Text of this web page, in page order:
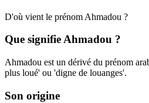
D'où vient le prénom Ahmadou ?
Que signifieAhmadou ?
Ahmadou est un dérivé du prénom
plus loué' ou 'digne de louanges'.
Son origine